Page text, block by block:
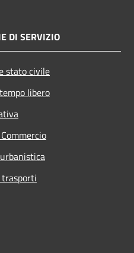
DI SERVIZIO
stato civile
libero